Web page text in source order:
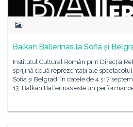
Balkan Ballerinas la Sofia și
Institutul Cultural Român prin Direcția
sprijină două reprezentații ale
Sofia și Belgrad, în datele de 4 și 7
13. Balkan Ballerinas este un